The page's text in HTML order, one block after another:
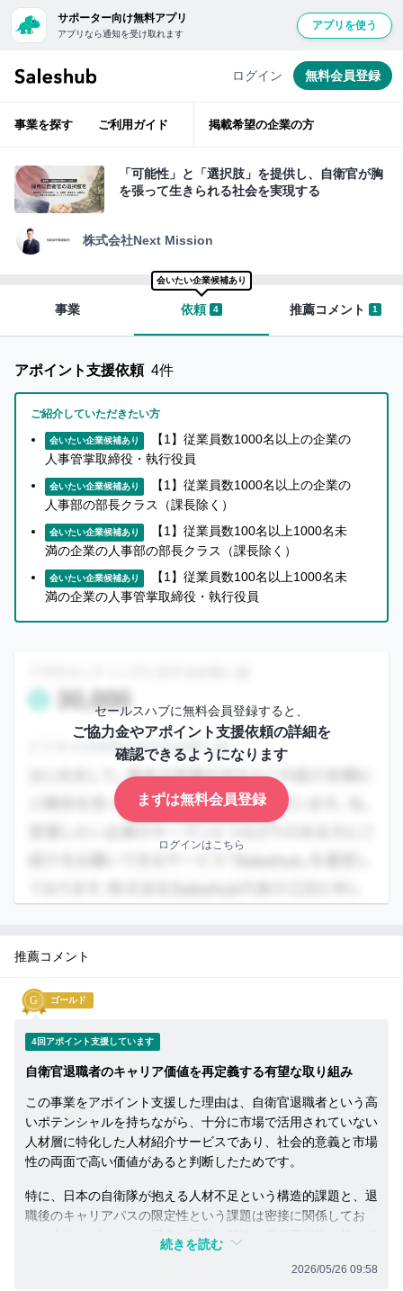
サポーター向け無料アプリ
アプリなら通知を受け取れます
アプリを使う
ログイン 無料会員登録
事業を探す ご利用ガイド 掲載希望の企業の方
「可能性」と「選択肢」を提供し、⾃衛官が胸
を張って⽣きられる社会を実現する
株式会社Next Mission
事業
会いたい企業候補あり
依頼 4 推薦コメント 1
アポイント支援依頼 4件
ご紹介していただきたい方
会いたい企業候補あり
【1】従業員数1000名以上の企業の
人事管掌取締役・執行役員
会いたい企業候補あり
【1】従業員数1000名以上の企業の
人事部の部長クラス（課長除く）
会いたい企業候補あり
【1】従業員数100名以上1000名未
満の企業の人事部の部長クラス（課長除く）
会いたい企業候補あり
【1】従業員数100名以上1000名未
満の企業の人事管掌取締役・執行役員
セールスハブに無料会員登録すると、
ご協力金やアポイント支援依頼の詳細を
確認できるようになります
まずは無料会員登録
ログインはこちら
推薦コメント
ゴールド
4回アポイント支援しています
自衛官退職者のキャリア価値を再定義する有望な取り組み
この事業をアポイント支援した理由は、自衛官退職者という高
いポテンシャルを持ちながら、十分に市場で活用されていない
人材層に特化した人材紹介サービスであり、社会的意義と市場
性の両面で高い価値があると判断したためです。
特に、日本の自衛隊が抱える人材不足という構造的課題と、退
職後のキャリアパスの限定性という課題は密接に関係してお
り、本サービスはその両者を同時に解決し得る可能性を持って
います。また、企業側にとっても規律性・実行力・危機対応能
力を備えた人材を獲得できる点で採用メリットが明確であり、
続きを読む
2026/05/26 09:58
経
豊
富
テ
ラ
が
ベ
ン
チ
支
援
ポ
タ
な
前
に
無
料
会
員
し
まずは無料会員登録
こ
ら
セ
ー
ル
ス
ハ
ブ
に
つ
い
無
料
し
て
グ
る
と
い
ね」
が
で
き
よ
に
まずは無料会員登録